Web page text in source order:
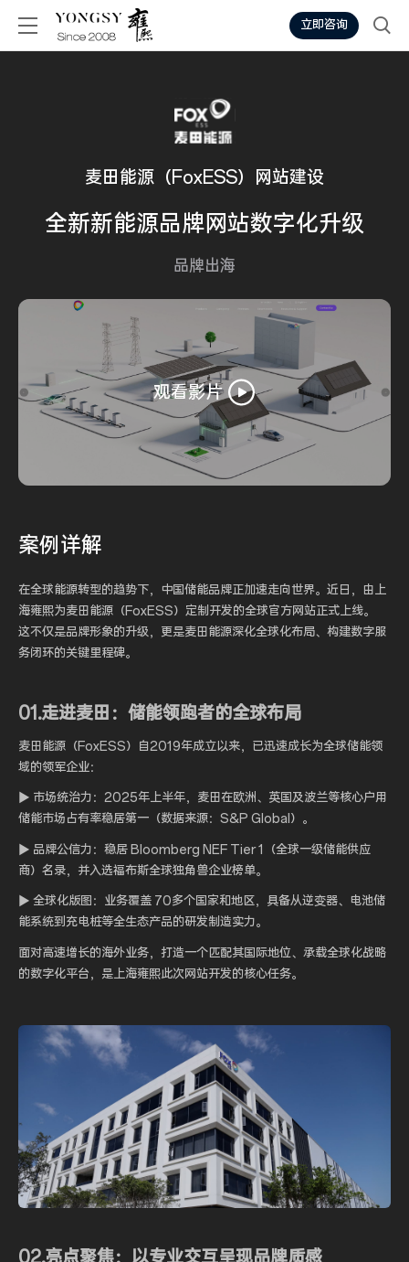
立即咨询
麦田能源（FoxESS）网站建设
全新新能源品牌网站数字化升级
品牌出海
观看影片
案例详解
在全球能源转型的趋势下，中国储能品牌正加速走向世界。近日，由上
海雍熙为麦田能源（FoxESS）定制开发的全球官方网站正式上线。
这不仅是品牌形象的升级，更是麦田能源深化全球化布局、构建数字服
务闭环的关键里程碑。
01.走进麦田：储能领跑者的全球布局
麦田能源（FoxESS）自2019年成立以来，已迅速成长为全球储能领
域的领军企业：
▶ 市场统治力：2025年上半年，麦田在欧洲、英国及波兰等核心户用
储能市场占有率稳居第一（数据来源：S&P Global）。
▶ 品牌公信力：稳居 Bloomberg NEF Tier 1（全球一级储能供应
商）名录，并入选福布斯全球独角兽企业榜单。
▶ 全球化版图：业务覆盖 70多个国家和地区，具备从逆变器、电池储
能系统到充电桩等全生态产品的研发制造实力。
面对高速增长的海外业务，打造一个匹配其国际地位、承载全球化战略
的数字化平台，是上海雍熙此次网站开发的核心任务。
02.亮点聚焦：以专业交互呈现品牌质感